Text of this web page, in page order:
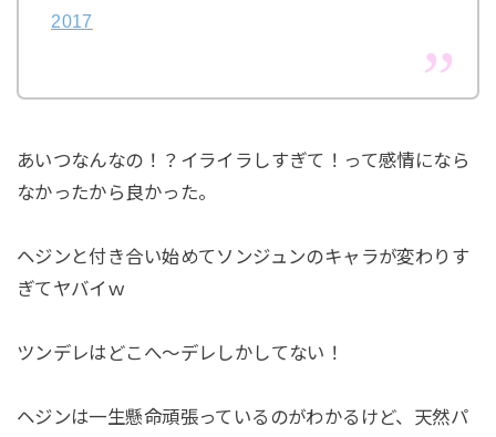
2017
あいつなんなの！？イライラしすぎて！って感情になら
なかったから良かった。
ヘジンと付き合い始めてソンジュンのキャラが変わりす
ぎてヤバイｗ
ツンデレはどこへ～デレしかしてない！
ヘジンは一生懸命頑張っているのがわかるけど、天然パ